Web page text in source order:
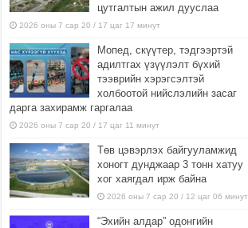
цутгалтын ажил дууслаа
2026 оны 7 сар 20 / 17 цаг 17 минут
Мопед, скүүтер, тэдгээртэй
адилтгах үзүүлэлт бүхий
тээврийн хэрэгсэлтэй
холбоотой нийслэлийн засаг
дарга захирамж гаргалаа
2026 оны 7 сар 20 / 17 цаг 11 минут
Төв цэвэрлэх байгууламжид
хоногт дунджаар 3 тонн хатуу
хог хаягдал ирж байна
2026 оны 7 сар 20 / 12 цаг 06 минут
“Эхийн алдар” одонгийн